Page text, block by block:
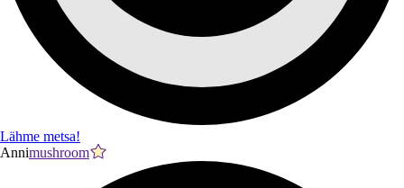
Lähme metsa!
Annimushroom